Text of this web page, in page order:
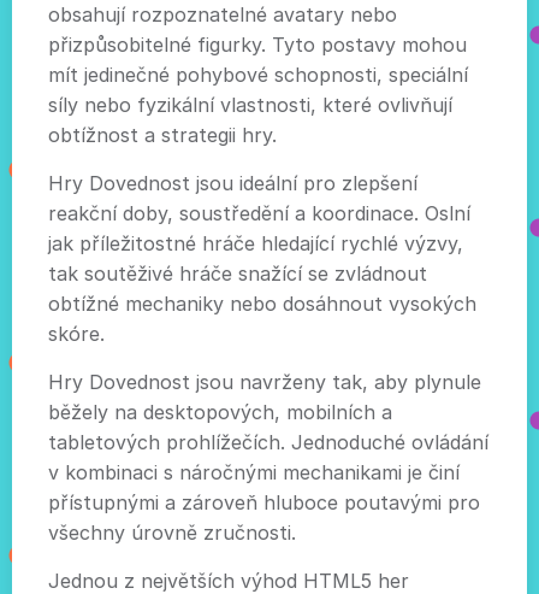
obsahují rozpoznatelné avatary nebo
přizpůsobitelné figurky. Tyto postavy mohou
mít jedinečné pohybové schopnosti, speciální
síly nebo fyzikální vlastnosti, které ovlivňují
obtížnost a strategii hry.
Hry Dovednost jsou ideální pro zlepšení
reakční doby, soustředění a koordinace. Oslní
jak příležitostné hráče hledající rychlé výzvy,
tak soutěživé hráče snažící se zvládnout
obtížné mechaniky nebo dosáhnout vysokých
skóre.
Hry Dovednost jsou navrženy tak, aby plynule
běžely na desktopových, mobilních a
tabletových prohlížečích. Jednoduché ovládání
v kombinaci s náročnými mechanikami je činí
přístupnými a zároveň hluboce poutavými pro
všechny úrovně zručnosti.
Jednou z největších výhod HTML5 her